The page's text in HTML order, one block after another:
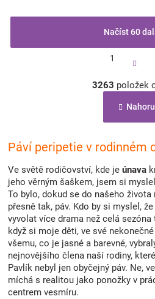
v
á
d
c
í
p
r
v
k
y
v
ý
p
i
s
u
Načíst 60
t
á
n
k
v
n
1
3263 položek
Nahoru
Páví peripetie v rodinném
Ve světě rodičovství, kde je únava
jeho věrným šaškem, jsem si
To bylo, dokud se do našeho života
přesně tak, páv. Kdo by si myslel,
vyvolat více drama než celá sezóna
když si moje děti, ve své
všemu, co je jasné a barevné,
nejnovějšího člena naší rodiny,
Pavlík nebyl jen obyčejný páv. Ne,
míchá s realitou jako ponožky v
centrem vesmíru.